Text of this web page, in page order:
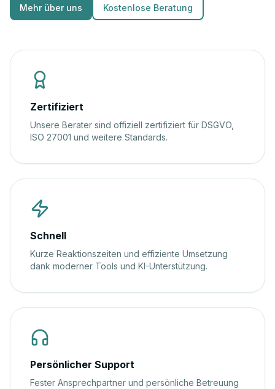
Mehr über uns Kostenlose Beratung
Zertifiziert
Unsere Berater sind offiziell zertifiziert für DSGVO,
ISO 27001 und weitere Standards.
Schnell
Kurze Reaktionszeiten und effiziente Umsetzung
dank moderner Tools und KI-Unterstützung.
Persönlicher Support
Fester Ansprechpartner und persönliche Betreuung